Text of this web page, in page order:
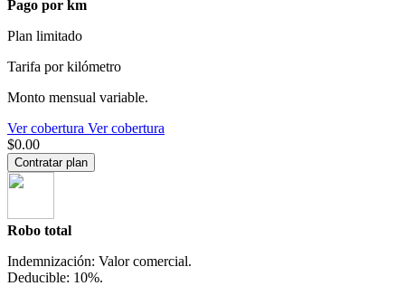
Pago por km
Plan limitado
Tarifa por kilómetro
Monto mensual variable.
Ver cobertura Ver cobertura
$0.00
Contratar plan
Robo total
Indemnización: Valor comercial.
Deducible: 10%.